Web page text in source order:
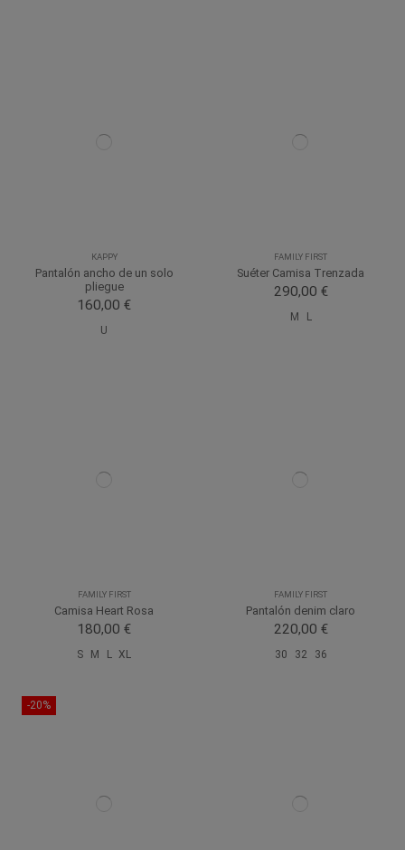
KAPPY
Pantalón ancho de un solo
pliegue
160,00 €
U
FAMILY FIRST
Suéter Camisa Trenzada
290,00 €
M L
FAMILY FIRST
Camisa Heart Rosa
180,00 €
S M L XL
FAMILY FIRST
Pantalón denim claro
220,00 €
30 32 36
-20%